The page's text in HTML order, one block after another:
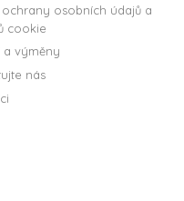
ochrany osobních údajů a
cookie
a výměny
nás